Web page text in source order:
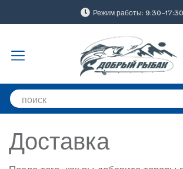
Режим работы: 9:30-17:30
Доставка